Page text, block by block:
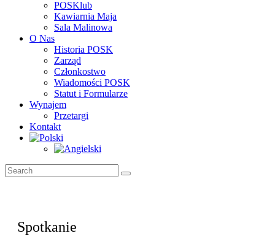
POSKlub
Kawiarnia Maja
Sala Malinowa
O Nas
Historia POSK
Zarząd
Członkostwo
Wiadomości POSK
Statut i Formularze
Wynajem
Przetargi
Kontakt
Spotkanie